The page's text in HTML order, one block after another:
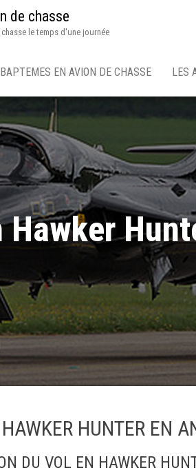
de chasse
le temps d'une journée
EN AVION DE CHASSE LES
Hawker
HUNTER EN
DU VOL EN HAWKER